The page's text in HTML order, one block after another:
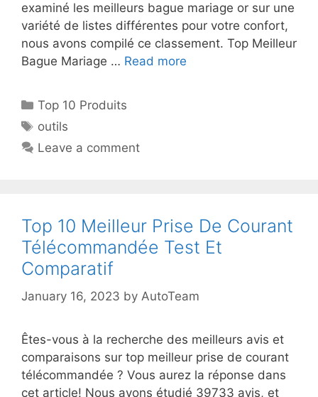
examiné les meilleurs bague mariage or sur une
variété de listes différentes pour votre confort,
nous avons compilé ce classement. Top Meilleur
Bague Mariage … Read more
Top 10 Produits
outils
Leave a comment
Top 10 Meilleur Prise De Courant
Télécommandée Test Et
Comparatif
January 16, 2023 by AutoTeam
Êtes-vous à la recherche des meilleurs avis et
comparaisons sur top meilleur prise de courant
télécommandée ? Vous aurez la réponse dans
cet article! Nous avons étudié 39733 avis, et